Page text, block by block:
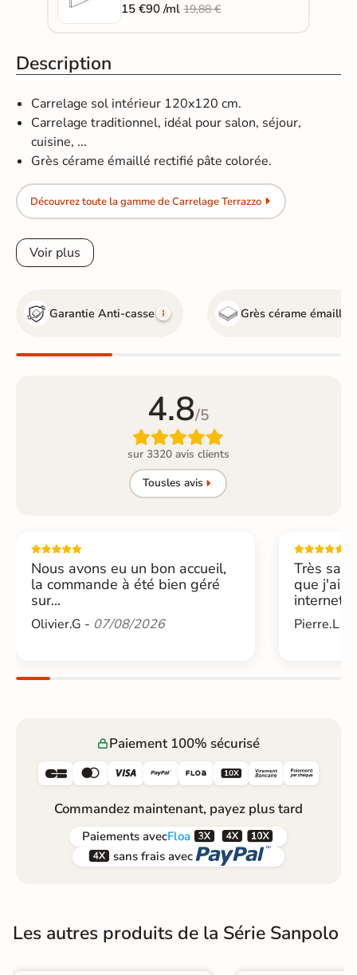
15 €90 /ml19,88 €
Description
Carrelage sol intérieur 120x120 cm.
Carrelage traditionnel, idéal pour salon, séjour,
cuisine, ...
Grès cérame émaillé rectifié pâte colorée.
Découvrez toute la gamme de Carrelage Terrazzo
Voir plus
Garantie Anti-casse Grès cérame émaillé
4.8/5

sur 3320 avis clients
Tousles avis
Nous avons eu un bon accueil,
la commande à été bien géré
sur...
Olivier.G - 07/08/2026
Très
que j'ai
internet....
Pierre.L -
Paiement 100% sécurisé
     
Commandez maintenant, payez plus tard
Paiements avecFloa  
 sans frais avec 
Les autres produits de la Série Sanpolo